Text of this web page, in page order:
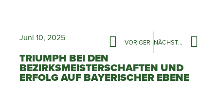
Juni 10, 2025 VORIGER NÄCHSTER
TRIUMPH BEI DEN
BEZIRKSMEISTERSCHAFTEN UND
ERFOLG AUF BAYERISCHER EBENE